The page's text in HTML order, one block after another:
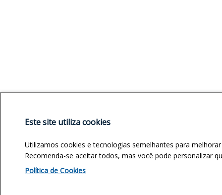
Este site utiliza cookies
Utilizamos cookies e tecnologias semelhantes para
Recomenda-se aceitar todos, mas você pode personalizar
Política de Cookies